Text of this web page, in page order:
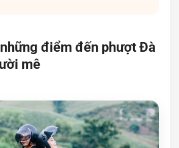
điểm đến phượt Đà
mê